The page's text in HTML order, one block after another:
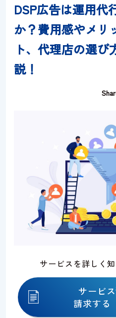
会社情報
DSP広告は運用代
か？費用感やメリ
ト、代理店の選
説！
サービスを詳しく
サービ
請求する